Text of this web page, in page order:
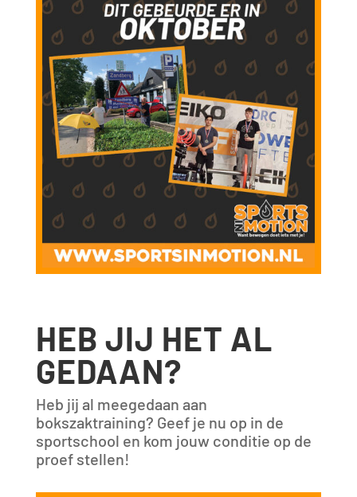
HEB JIJ HET AL
GEDAAN?
Heb jij al meegedaan aan
bokszaktraining? Geef je nu op in de
sportschool en kom jouw conditie op de
proef stellen!